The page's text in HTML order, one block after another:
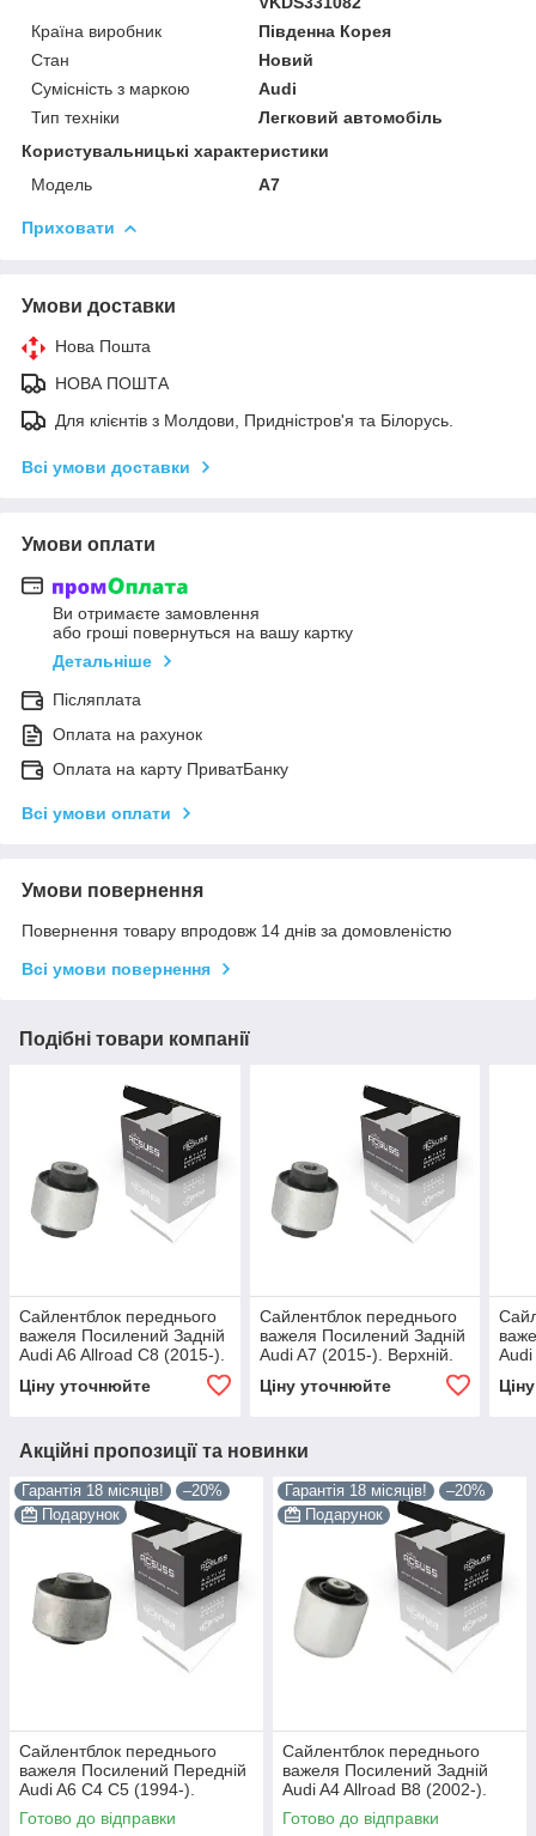
Країна виробник
Південна Корея
Стан
Новий
Сумісність з маркою
Audi
Тип техніки
Легковий автомобіль
Користувальницькі характеристики
Мoдель
A7
Приховати
Умови доставки
Нова Пошта
НОВА ПОШТА
Для клієнтів з Молдови, Придністров'я та Білорусь.
Всі умови доставки
Умови оплати
Ви отримаєте замовлення
або гроші повернуться на вашу картку
Детальніше
Післяплата
Оплата на рахунок
Оплата на карту ПриватБанку
Всі умови оплати
Умови повернення
Повернення товару впродовж 14 днів за домовленістю
Всі умови повернення
Подібні товари компанії
Сайлентблок переднього
важеля Посилений Задній
Audi A6 Allroad C8 (2015-).
Верхній. Корея ACSUSS!
42214 , FE108113 ,
Ціну уточнюйте
Сайлентблок переднього
важеля Посилений Задній
Audi A7 (2015-). Верхній.
FE108113 , VKDS331082
Ціну уточнюйте
Акційні пропозиції та новинки
Гарантія 18 місяців!
–20%
Подарунок
Сайлентблок переднього
важеля Посилений Передній
Audi A6 C4 C5 (1994-).
Верхній. Корея ACSUSS!
35379 , JBU138 , TD1062W
Готово до відправки
Гарантія 18 місяців!
–20%
Подарунок
Сайлентблок переднього
важеля Посилений Задній
Audi A4 Allroad B8 (2002-).
Нижній. Корея ACSUSS!
4H0407183 , TD1247W ,
Готово до відправки